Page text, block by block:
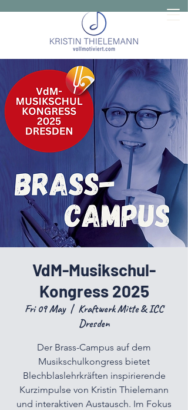
VdM-Musikschul-
Kongress 2025
Fri 09 May
  |
Kraftwerk Mitte & ICC
Dresden
Der Brass-Campus auf dem
Musikschulkongress bietet
Blechblaslehrkräften inspirierende
Kurzimpulse von Kristin Thielemann
und interaktiven Austausch. Im Fokus